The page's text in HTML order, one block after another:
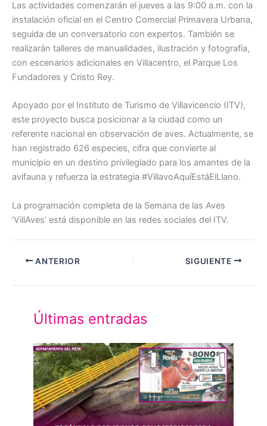
Las actividades comenzarán el jueves a las 9:00 a.m. con la
instalación oficial en el Centro Comercial Primavera Urbana,
seguida de un conversatorio con expertos. También se
realizarán talleres de manualidades, ilustración y fotografía,
con escenarios adicionales en Villacentro, el Parque Los
Fundadores y Cristo Rey.
Apoyado por el Instituto de Turismo de Villavicencio (ITV),
este proyecto busca posicionar a la ciudad como un
referente nacional en observación de aves. Actualmente, se
han registrado 626 especies, cifra que convierte al
municipio en un destino privilegiado para los amantes de la
avifauna y refuerza la estrategia #VillavoAquíEstáElLlano.
La programación completa de la Semana de las Aves
‘VillAves’ está disponible en las redes sociales del ITV.
ANTERIOR SIGUIENTE
Últimas entradas